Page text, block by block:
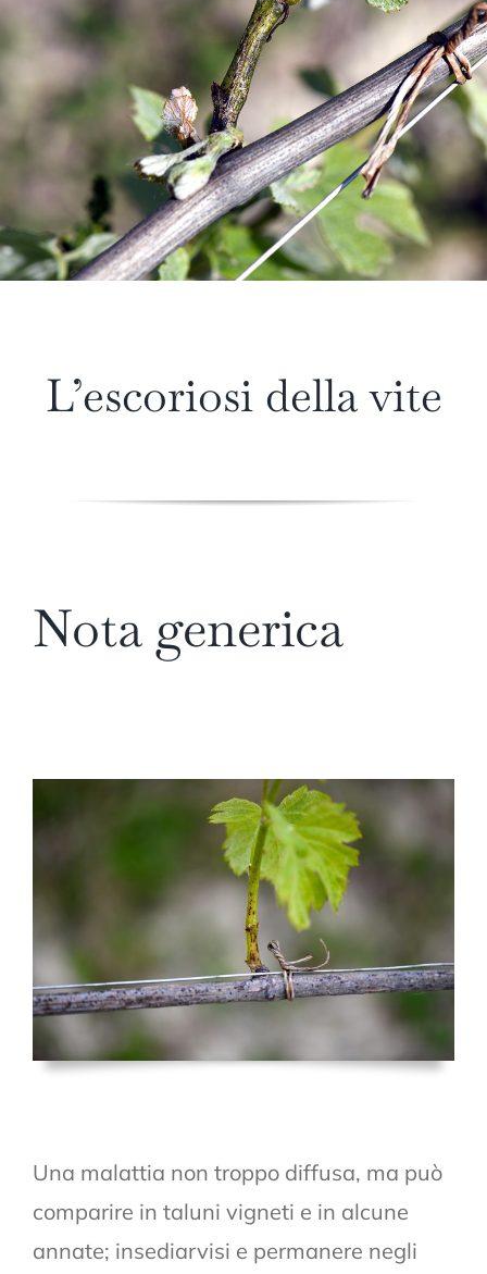
L’escoriosi della vite
Nota generica
Una malattia non troppo diffusa, ma può
comparire in taluni vigneti e in alcune
annate; insediarvisi e permanere negli